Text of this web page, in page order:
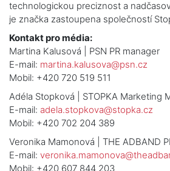
technologickou preciznost a
je značka zastoupena společností
Kontakt pro média:
Martina Kalusová | PSN PR manager
E-mail: martina.kalusova@psn.cz
Mobil: +420 720 519 511
Adéla Stopková | STOPKA Marketing
E-mail: adela.stopkova@stopka.cz
Mobil: +420 702 204 389
Veronika Mamonová | THE ADBAND
E-mail:
Mobil: +420 607 844 203